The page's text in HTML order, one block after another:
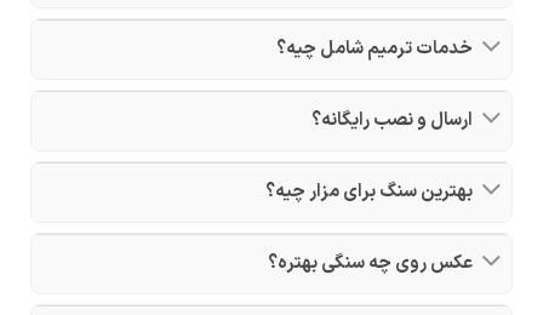
خدمات ترمیم شامل چیه؟
ارسال و نصب رایگانه؟
بهترین سنگ برای مزار چیه؟
عکس روی چه سنگی بهتره؟